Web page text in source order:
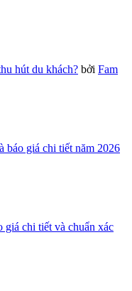
hút du khách? bởi Fam
báo giá chi tiết năm 2026
giá chi tiết và chuẩn xác